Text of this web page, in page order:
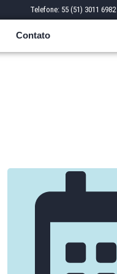
Telefone: 55 (51) 3011 6982
Contato